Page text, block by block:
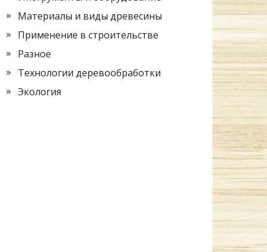
Материалы и виды древесины
Применение в строительстве
Разное
Технологии деревообработки
Экология